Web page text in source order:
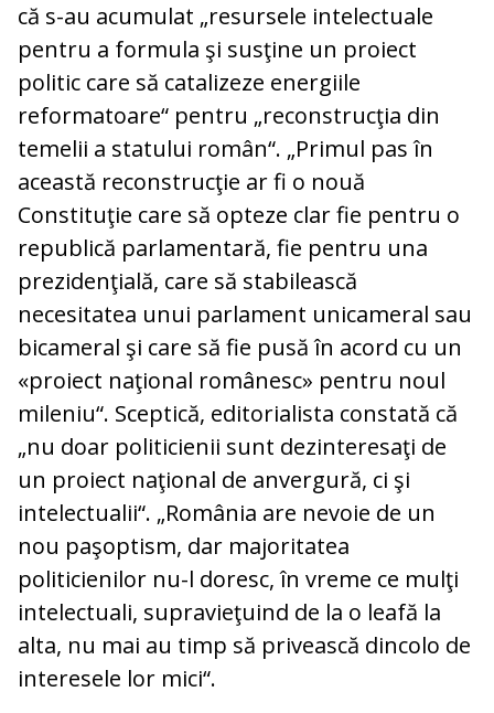
că s-au acumulat „resursele intelectuale
pentru a formula şi susţine un proiect
politic care să catalizeze energiile
reformatoare“ pentru „reconstrucţia din
temelii a statului român“. „Primul pas în
această reconstrucţie ar fi o nouă
Constituţie care să opteze clar fie pentru o
republică parlamentară, fie pentru una
prezidenţială, care să stabilească
necesitatea unui parlament unicameral sau
bicameral şi care să fie pusă în acord cu un
«proiect naţional românesc» pentru noul
mileniu“. Sceptică, editorialista constată că
„nu doar politicienii sunt dezinteresaţi de
un proiect naţional de anvergură, ci şi
intelectualii“. „România are nevoie de un
nou paşoptism, dar majoritatea
politicienilor nu-l doresc, în vreme ce mulţi
intelectuali, supravieţuind de la o leafă la
alta, nu mai au timp să privească dincolo de
interesele lor mici“.